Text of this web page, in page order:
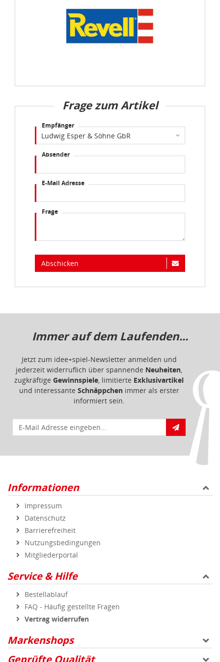
Frage zum Artikel
Empfänger
Absender
E-Mail Adresse
Frage
Abschicken
Immer auf dem Laufenden...
Jetzt zum idee+spiel-Newsletter anmelden und
jederzeit widerruflich über spannende Neuheiten,
zugkräftige Gewinnspiele, limitierte Exklusivartikel
und interessante Schnäppchenimmer als erster
informiert sein.
E-Mail für Newsletteranmeldung
Informationen
Impressum
Datenschutz
Barrierefreiheit
Nutzungsbedingungen
Mitgliederportal
Service & Hilfe
Bestellablauf
FAQ - Häufig gestellte Fragen
Vertrag widerrufen
Markenshops
Geprüfte Qualität